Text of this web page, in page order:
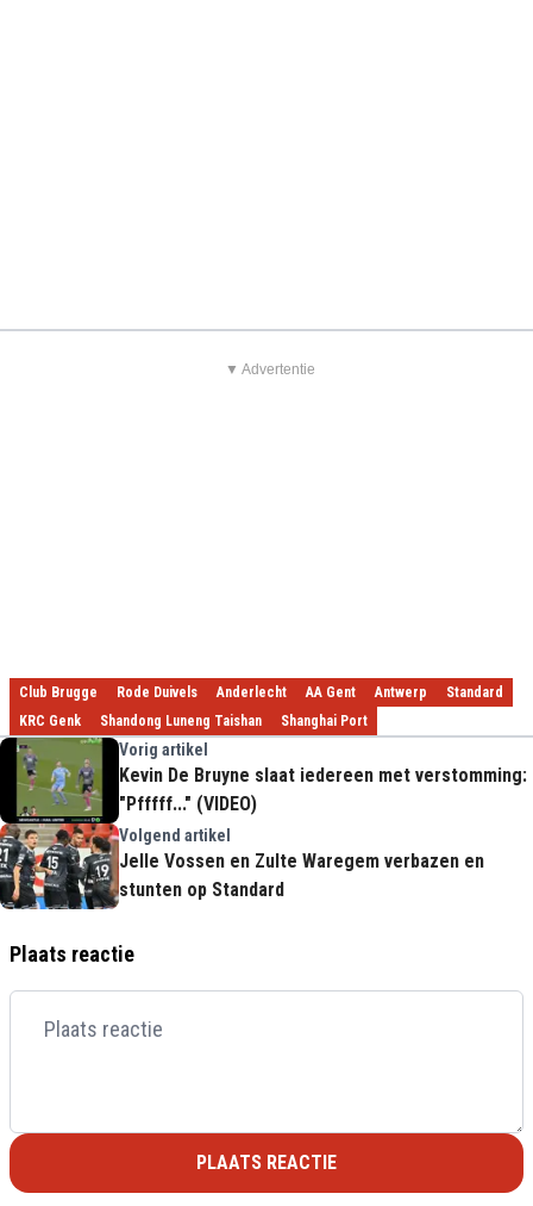
▼ Advertentie
Club Brugge Rode Duivels Anderlecht AA Gent Antwerp
Standard
KRC Genk
Shandong Luneng Taishan Shanghai Port
Vorig artikel
Kevin De Bruyne slaat iedereen met verstomming:
"Pfffff..." (VIDEO)
Volgend artikel
Jelle Vossen en Zulte Waregem verbazen en
stunten op Standard
Plaats reactie
PLAATS REACTIE